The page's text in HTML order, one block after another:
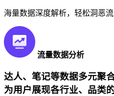
海量数据深度解析，轻松洞恶
流量数据分析
达人、笔记等数据多元聚
为用户展现各行业、品类